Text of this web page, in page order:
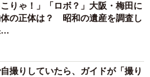
こりゃ！」「ロボ？」大阪・梅田に
の正体は？ 昭和の遺産を調査し
…
撮りしていたら、ガイドが「撮り